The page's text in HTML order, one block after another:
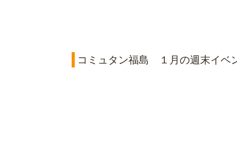
コミュタン福島 １月の週末イベ